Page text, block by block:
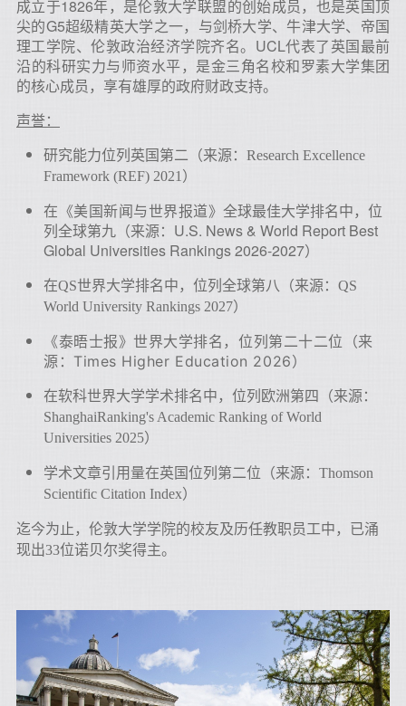
成立于1826年，是伦敦大学联盟的创始成员，也是英国顶
尖的G5超级精英大学之一，与剑桥大学、牛津大学、帝国
理工学院、伦敦政治经济学院齐名。UCL代表了英国最前
沿的科研实力与师资水平，是金三角名校和罗素大学集团
的核心成员，享有雄厚的政府财政支持。
声誉：
研究能力位列英国第二（来源：Research Excellence
Framework (REF) 2021）
在《美国新闻与世界报道》全球最佳大学排名中，位
列全球第九（来源：U.S. News & World Report Best
Global Universities Rankings 2026-2027）
在QS世界大学排名中，位列全球第八
（来源：QS
World University Rankings 2027）
《泰晤士报》世界大学排名，位列第二十二位（来
源：Times Higher Education 2026）
在软科世界大学学术排名中 ，位列欧洲第四（来源：
ShanghaiRanking's Academic Ranking of World
Universities 2025）
学术文章引用量在英国位列第二位（来源：Thomson
Scientific Citation Index）
迄今为止，伦敦大学学院的校友及历任教职员工中，已涌
现出33位诺贝尔奖得主。